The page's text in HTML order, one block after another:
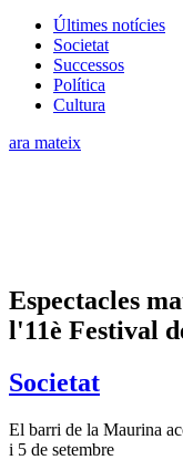
Últimes notícies
Societat
Successos
Política
Cultura
ara mateix
Espectacles
l'11è Festival
Societat
El barri de la Maurina
i 5 de setembre